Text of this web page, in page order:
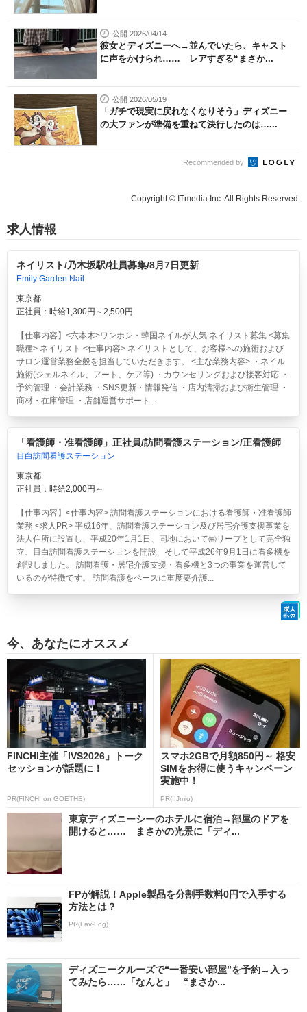
公開 2026/04/14
彼女とディズニーへ→並んでいたら、キャスト
に声をかけられ…… レアすぎる“まさか...
公開 2026/05/19
「ガチで現実に戻れなくなりそう」ディズニー
の大ファンが準備を重ねて決行したのは…...
Recommended by
Copyright © ITmedia Inc. All Rights Reserved.
求人情報
ネイリスト/乃木坂駅/社員募集/8月7日更新
Emily Garden Nail
東京都
正社員：時給1,300円～2,500円
【仕事内容】<六本木>ワンホン・韓国ネイルが人気|ネイリスト募集 <募集
職種> ネイリスト <仕事内容> ネイリストとして、お客様への施術および
サロン運営業務全般を担当していただきます。 <主な業務内容> ・ネイル
施術(ジェルネイル、アート、ケア等) ・カウンセリングおよび接客対応 ・
予約管理 ・会計業務 ・SNS更新・情報発信 ・店内清掃および衛生管理 ・
商材・在庫管理 ・店舗運営サポート...
「看護師・准看護師」正社員/訪問看護ステーション/正看護師
目白訪問看護ステーション
東京都
正社員：時給2,000円～
【仕事内容】<仕事内容> 訪問看護ステーションにおける看護師・准看護師
業務 <求人PR> 平成16年、訪問看護ステーション及び居宅介護支援事業を
法人住所に設置し、平成20年1月1日、同地において㈱リープとして完全独
立、目白訪問看護ステーションを開設、そして平成26年9月1日に看多機を
創設しました。 訪問看護・居宅介護支援・看多機と3つの事業を運営して
いるのが特徴です。 訪問看護をベースに重度要介護...
今、あなたにオススメ
FINCHI主催「IVS2026」トーク
セッションが話題に！
PR(FINCHI on GOETHE)
スマホ2GBで月額850円～ 格安
SIMをお得に使うキャンペーン
実施中！
PR(IIJmio)
東京ディズニーシーのホテルに宿泊→部屋のドアを
開けると…… まさかの光景に「ディ...
FPが解説！Apple製品を分割手数料0円で入手する
方法とは？
PR(Fav-Log)
ディズニークルーズで“一番安い部屋”を予約→入っ
てみたら……「なんと」 “まさか...